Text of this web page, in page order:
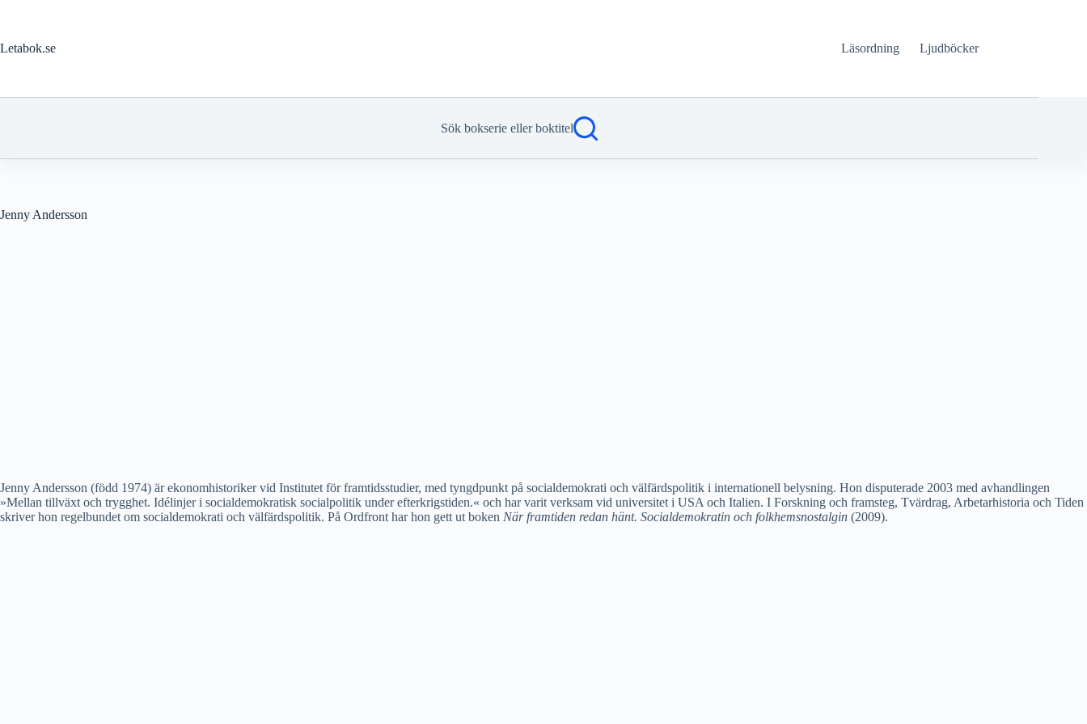
Letabok.se
Läsordning Ljudböcker
Sök bokserie eller boktitel
Jenny Andersson
Jenny Andersson (född 1974) är ekonomhistoriker vid Institutet för framtidsstudier, med tyngdpunkt på socialdemokrati och välfärdspolitik i internationell belysning. Hon disputerade 2003 med avhandlingen
»Mellan tillväxt och trygghet. Idélinjer i socialdemokratisk socialpolitik under efterkrigstiden.« och har varit verksam vid universitet i USA och Italien. I Forskning och framsteg, Tvärdrag, Arbetarhistoria och Tiden
skriver hon regelbundet om socialdemokrati och välfärdspolitik. På Ordfront har hon gett ut boken När framtiden redan hänt. Socialdemokratin och folkhemsnostalgin (2009).